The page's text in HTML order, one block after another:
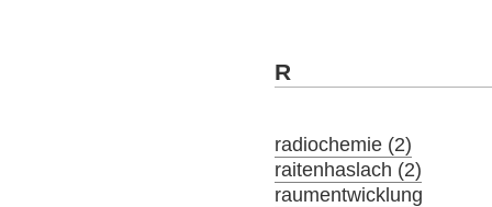
R
radiochemie (2)
raitenhaslach (2)
raumentwicklung